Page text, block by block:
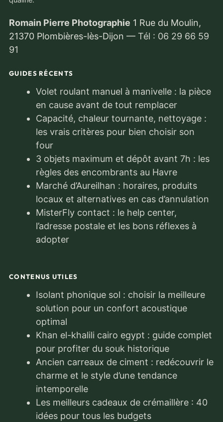
Romain Pierre Photographie 1 Rue du Moulin,
21370 Plombières-lès-Dijon — Tél : 06 29 66 59
91
GUIDES RÉCENTS
Volet roulant manuel à manivelle : la pièce
en cause avant de tout remplacer
Capacité, chaleur tournante, nettoyage :
les vrais critères pour bien choisir son
four
3 objets maximum et dépôt avant 7h : les
règles des encombrants au Havre
Marché d’Aureilhan : horaires, produits
locaux et alternatives en cas d’annulation
MisterFly contact : le help center,
l’adresse postale et les bons réflexes à
adopter
CONTENUS UTILES
Isolant phonique sol : choisir la meilleure
solution pour un confort acoustique
optimal
Khan el-khalili cairo egypt : guide complet
pour profiter du souk historique
Ancien carreaux de ciment : redécouvrir le
charme et le style d’une tendance
intemporelle
Les meilleurs cadeaux de crémaillère : 40
idées pour tous les budgets